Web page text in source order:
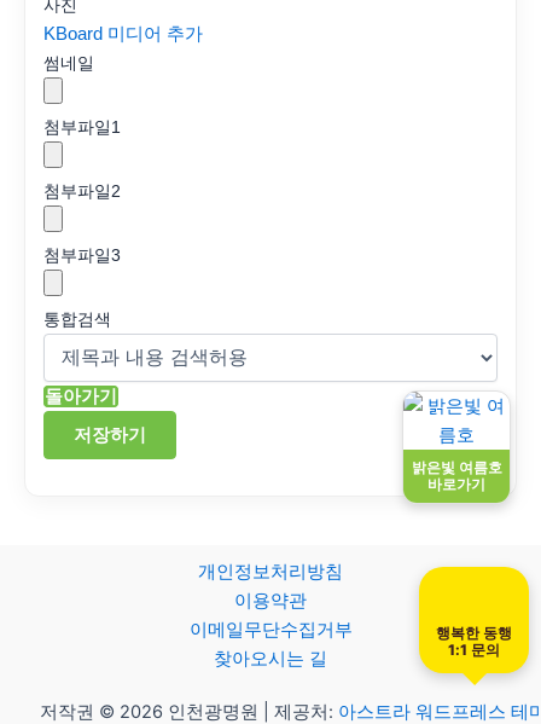
밝은빛 여름호
바로가기
사진
KBoard 미디어 추가
썸네일
첨부파일1
첨부파일2
첨부파일3
통합검색
돌아가기
저장하기
개인정보처리방침
이용약관
이메일무단수집거부
찾아오시는 길
저작권 © 2026 인천광명원 | 제공처: 아스트라 워드프레스 테
행복한 동행
1:1 문의